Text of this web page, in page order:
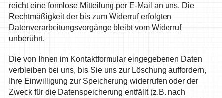
reicht eine formlose Mitteilung per E-Mail an uns. Die
Rechtmäßigkeit der bis zum Widerruf erfolgten
Datenverarbeitungsvorgänge bleibt vom Widerruf
unberührt.
Die von Ihnen im Kontaktformular eingegebenen Daten
verbleiben bei uns, bis Sie uns zur Löschung auffordern,
Ihre Einwilligung zur Speicherung widerrufen oder der
Zweck für die Datenspeicherung entfällt (z.B. nach